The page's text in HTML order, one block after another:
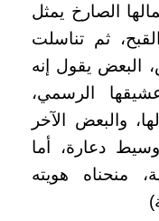
الصارخ يمثل
ثم تناسلت
البعض يقول إنه
الرسمي،
والبعض الآخر
دعارة، أما
منحناه هويته